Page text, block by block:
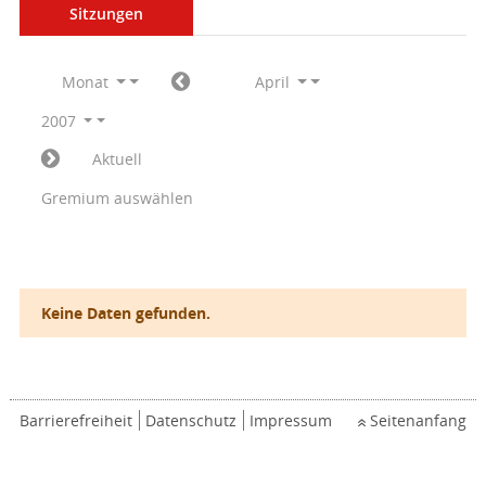
Sitzungen
Monat
April
2007
Aktuell
Gremium auswählen
Keine Daten gefunden.
Barrierefreiheit Datenschutz Impressum Seitenanfang